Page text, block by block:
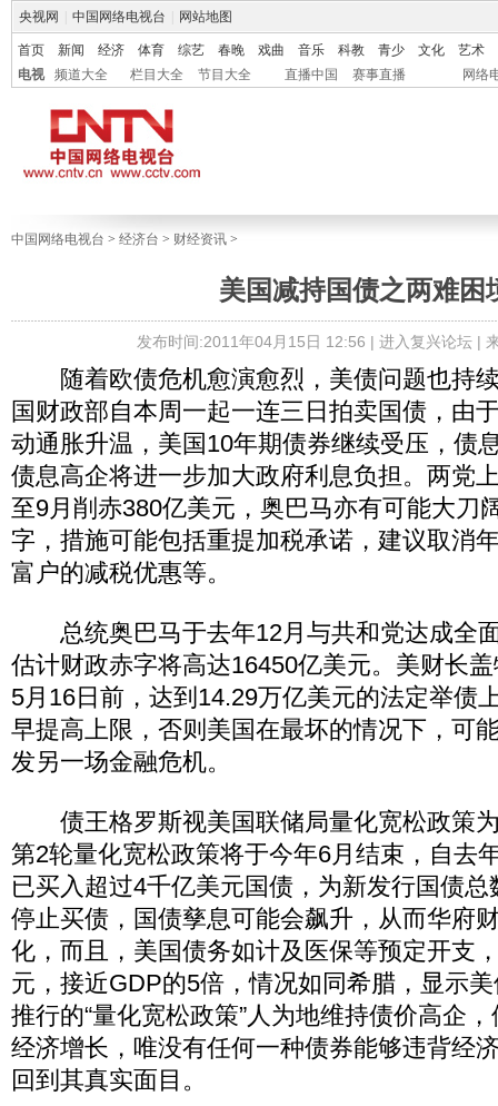
央视网 中国网络电视台 网站地图
首页 新闻 经济 体育 综艺 春晚 戏曲 音乐 科教 青少 文化
艺术
电视
频道大全 栏目大全 节目大全 直播中国 赛事直播 网络
中国网络电视台 > 经济台 > 财经资讯 >
美国减持国债之两难困
发布时间:2011年04月15日 12:56 | 进入复兴论坛|
随着欧债危机愈演愈烈，美债问题也持
国财政部自本周一起一连三日拍卖国债，由
动通胀升温，美国10年期债券继续受压，债
债息高企将进一步加大政府利息负担。两党
至9月削赤380亿美元，奥巴马亦有可能大刀
字，措施可能包括重提加税承诺，建议取消
富户的减税优惠等。
总统奥巴马于去年12月与共和党达成全
估计财政赤字将高达16450亿美元。美财长
5月16日前，达到14.29万亿美元的法定举债
早提高上限，否则美国在最坏的情况下，可
发另一场金融危机。
债王格罗斯视美国联储局量化宽松政策为
第2轮量化宽松政策将于今年6月结束，自去
已买入超过4千亿美元国债，为新发行国债
停止买债，国债孳息可能会飙升，从而华府
化，而且，美国债务如计及医保等预定开支
元，接近GDP的5倍，情况如同希腊，显示
推行的“量化宽松政策”人为地维持债价高企
经济增长，唯没有任何一种债券能够违背经
回到其真实面目。